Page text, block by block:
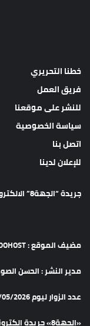
خطنا التحريري
فريق العمل
للنشر على موقعنا
سياسة الخصوصية
اتصل بنا
للإعلان لدينا
جريدة “الجهة8” الالكترونية –
مضيف الموقع : NINDOHOST
مدير النشر : الحسن
عدد الزوار ليوم 10/05/2026 : 47984
«الجهة8»